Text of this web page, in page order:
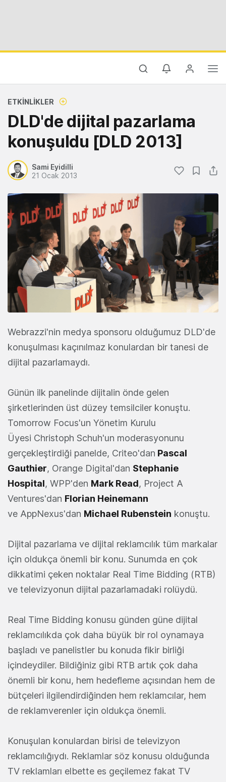
ETKINLIKLER
DLD'de dijital pazarlama
konuşuldu [DLD 2013]
Sami Eyidilli
21 Ocak 2013
Webrazzi'nin medya sponsoru olduğumuz DLD'de
konuşulması kaçınılmaz konulardan bir tanesi de
dijital pazarlamaydı.
Günün ilk panelinde dijitalin önde gelen
şirketlerinden üst düzey temsilciler konuştu.
Tomorrow Focus'un Yönetim Kurulu
Üyesi Christoph Schuh'un moderasyonunu
gerçekleştirdiği panelde, Criteo'dan Pascal
Gauthier, Orange Digital'dan Stephanie
Hospital, WPP'den Mark Read, Project A
Ventures'dan Florian Heinemann
ve AppNexus'dan Michael Rubenstein konuştu.
Dijital pazarlama ve dijital reklamcılık tüm markalar
için oldukça önemli bir konu. Sunumda en çok
dikkatimi çeken noktalar Real Time Bidding (RTB)
ve televizyonun dijital pazarlamadaki rolüydü.
Real Time Bidding konusu günden güne dijital
reklamcılıkda çok daha büyük bir rol oynamaya
başladı ve panelistler bu konuda fikir birliği
içindeydiler. Bildiğiniz gibi RTB artık çok daha
önemli bir konu, hem hedefleme açısından hem de
bütçeleri ilgilendirdiğinden hem reklamcılar, hem
de reklamverenler için oldukça önemli.
Konuşulan konulardan birisi de televizyon
reklamcılığıydı. Reklamlar söz konusu olduğunda
TV reklamları elbette es geçilemez fakat TV